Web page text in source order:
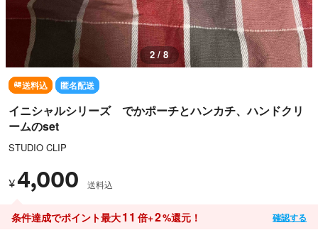
3 / 8
送料込 匿名配送
イニシャルシリーズ でかポーチとハンカチ、ハンドクリ
ームのset
STUDIO CLIP
¥4,000 送料込
条件達成でポイント最大11 倍+2%還元！ 確認する